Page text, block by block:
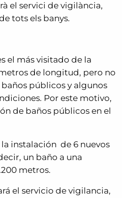
el servici de vigilància,
tots els banys.
el más visitado de la
de longitud, pero no
públicos y algunos
Por este motivo,
de baños públicos en el
instalación de 6 nuevos
un baño a una
metros.
el servicio de vigilancia,